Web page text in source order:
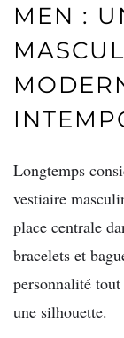
MEN :
Longtemps
vestiaire
place centrale
bracelets et
personnalité
une silhouette.